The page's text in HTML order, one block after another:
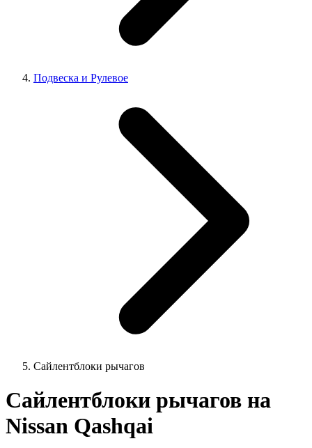
Подвеска и Рулевое
Сайлентблоки рычагов
Сайлентблоки рычагов на
Nissan Qashqai